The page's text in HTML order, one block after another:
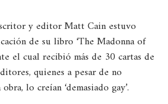
y editor Matt Cain estuvo
de su libro ‘The Madonna of
el cual recibió más de 30 cartas de
quienes a pesar de no
lo creían ‘demasiado gay’.